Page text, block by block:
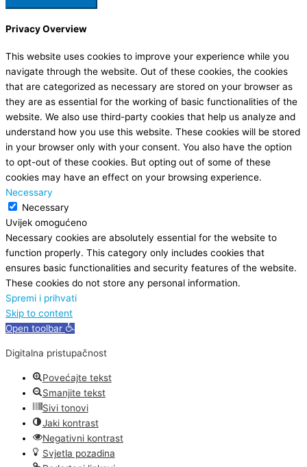
Privacy Overview
This website uses cookies to improve your experience while you
navigate through the website. Out of these cookies, the cookies
that are categorized as necessary are stored on your browser as
they are as essential for the working of basic functionalities of the
website. We also use third-party cookies that help us analyze and
understand how you use this website. These cookies will be stored
in your browser only with your consent. You also have the option
to opt-out of these cookies. But opting out of some of these
cookies may have an effect on your browsing experience.
Necessary
Necessary
Uvijek omogućeno
Necessary cookies are absolutely essential for the website to
function properly. This category only includes cookies that
ensures basic functionalities and security features of the website.
These cookies do not store any personal information.
Spremi i prihvati
Skip to content
Open toolbar
Digitalna pristupačnost
Povećajte tekst
Smanjite tekst
Sivi tonovi
Jaki kontrast
Negativni kontrast
Svjetla pozadina